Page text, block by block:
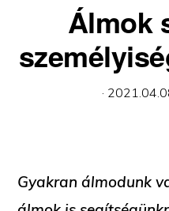
Álmok
·
Gyakran álmodunk